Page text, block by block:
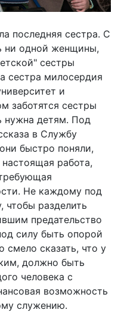
последняя сестра. С
ни одной женщины,
сестры
сестра милосердия
и
заботятся сестры
нужна детям. Под
в Службу
быстро поняли,
работа,
Не каждому под
чтобы разделить
предательство
силу быть опорой
сказать, что у
должно быть
человека с
возможность
служению.